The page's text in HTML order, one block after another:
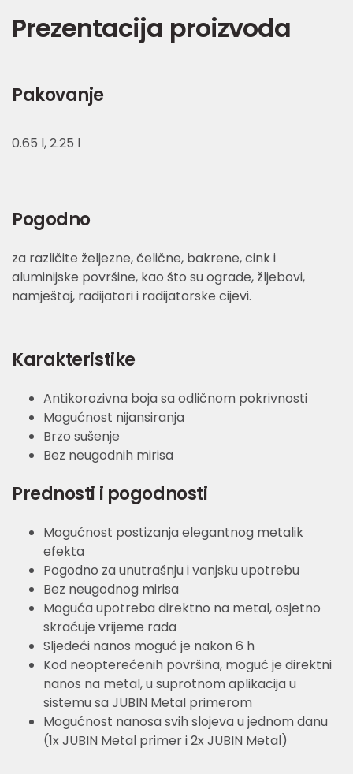
Prezentacija proizvoda
Pakovanje
0.65 l, 2.25 l
Pogodno
za različite željezne, čelične, bakrene, cink i
aluminijske površine, kao što su ograde, žljebovi,
namještaj, radijatori i radijatorske cijevi.
Karakteristike
Antikorozivna boja sa odličnom pokrivnosti
Mogućnost nijansiranja
Brzo sušenje
Bez neugodnih mirisa
Prednosti i pogodnosti
Mogućnost postizanja elegantnog metalik
efekta
Pogodno za unutrašnju i vanjsku upotrebu
Bez neugodnog mirisa
Moguća upotreba direktno na metal, osjetno
skraćuje vrijeme rada
Sljedeći nanos moguć je nakon 6 h
Kod neopterećenih površina, moguć je direktni
nanos na metal, u suprotnom aplikacija u
sistemu sa JUBIN Metal primerom
Mogućnost nanosa svih slojeva u jednom danu
(1x JUBIN Metal primer i 2x JUBIN Metal)